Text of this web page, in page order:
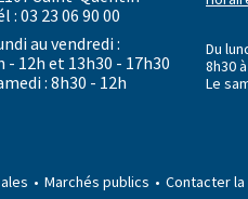
: 03 23 06 90 00
au vendredi :
- 12h et 13h30 - 17h30
: 8h30 - 12h
Du
8h30
Le
Marchés publics Contacter la